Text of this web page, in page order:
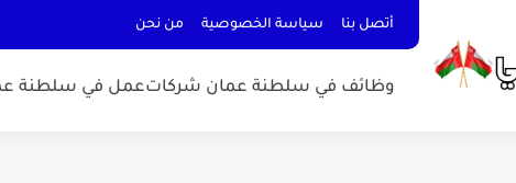
أتصل بنا سياسة الخصوصية من نحن
وظائف في سلطنة عمان شركاتعمل في سلطنة